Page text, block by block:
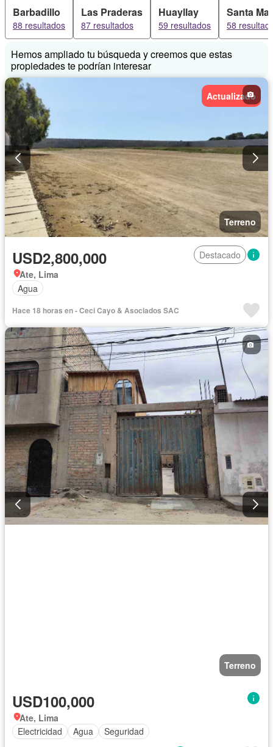
Barbadillo
88 resultados
Las Praderas
87 resultados
Huayllay
59 resultados
Santa
58
Hemos ampliado tu búsqueda y creemos que estas
propiedades te podrían interesar
Actualizado
Terreno
USD2,800,000
Destacado
Ate, Lima
Agua
Hace 18 horas en - Ceci Cayo & Asociados SAC
Terreno
USD100,000
Ate, Lima
Electricidad
Agua Seguridad